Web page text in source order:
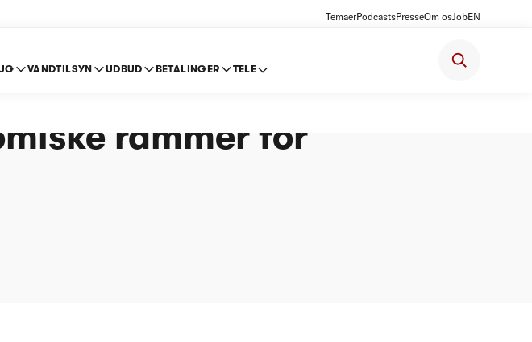
TemaerPodcastsPresseOm osJobEN
VANDTILSYN UDBUD BETALINGER TELE
rammer for